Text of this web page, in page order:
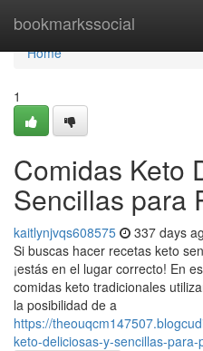
bookmarkssocial
Home
Home
1
Comidas Keto
Sencillas para
kaitlynjvqs608575 337 days
Si buscas hacer recetas keto
¡estás en el lugar correcto! En
comidas keto tradicionales
la posibilidad de a
https://
keto-deliciosas-y-sencillas-para-